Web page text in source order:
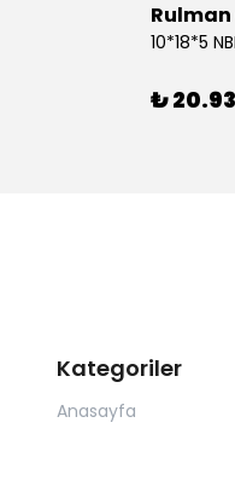
10*18*5
₺ 20.93
Kategoriler
Anasayfa